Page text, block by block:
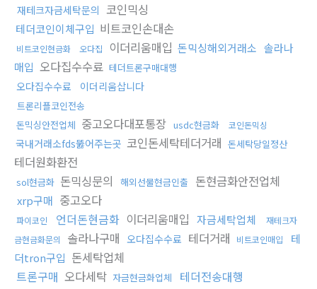
재테크자금세탁문의 코인믹싱
테더코인이체구입 비트코인손대손
비트코인현금화 오다집 이더리움매입 돈믹싱해외거래소 솔라나
매입 오다집수수료 테더트론구매대행
오다집수수료 이더리움삽니다
트론리플코인전송
돈믹싱안전업체 중고오다대포통장 usdc현금화 코인돈믹싱
국내거래소fds뚫어주는곳 코인돈세탁테더거래 돈세탁당일정산
테더원화환전
sol현금화 돈믹싱문의 해외선물현금인출 돈현금화안전업체
xrp구매 중고오다
파이코인 언더돈현금화 이더리움매입 자금세탁업체
재테크자
금현금화문의
솔라나구매 오다집수수료 테더거래 비트코인매입
테
더tron구입 돈세탁업체
트론구매 오다세탁 자금현금화업체 테더전송대행